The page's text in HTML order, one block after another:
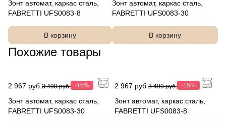
Зонт автомат, каркас сталь,
FABRETTI UFS0083-8
В корзину
Зонт автомат, каркас сталь,
FABRETTI UFS0083-30
В корзину
Похожие товары
2 967 руб. 3 490 руб. -15%
Зонт автомат, каркас сталь,
FABRETTI UFS0083-30
2 967 руб.3 490 руб. -15%
Зонт автомат, каркас сталь,
FABRETTI UFS0083-8